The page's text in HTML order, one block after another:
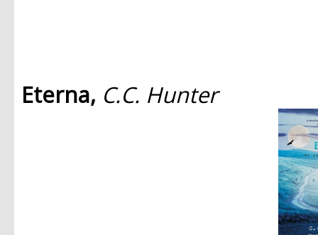
Eterna, C.C. Hunter